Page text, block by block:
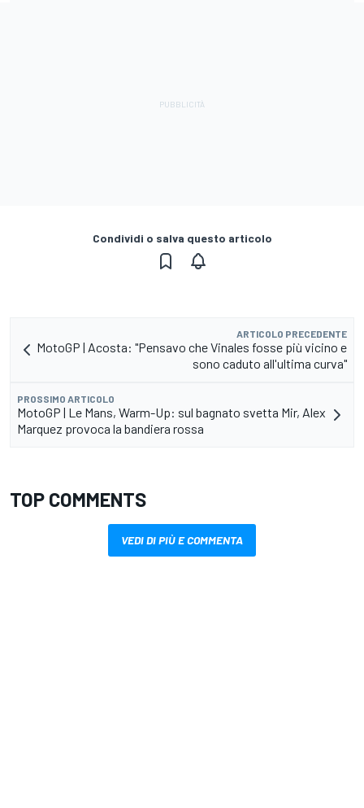
Condividi o salva questo articolo
ARTICOLO PRECEDENTE
MotoGP | Acosta: "Pensavo che Vinales fosse più vicino e
sono caduto all'ultima curva"
PROSSIMO ARTICOLO
MotoGP | Le Mans, Warm-Up: sul bagnato svetta Mir, Alex
Marquez provoca la bandiera rossa
TOP COMMENTS
VEDI DI PIÙ E COMMENTA